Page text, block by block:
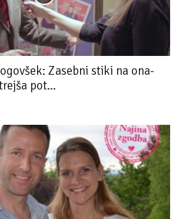
Zasebni stiki na ona-
pot...